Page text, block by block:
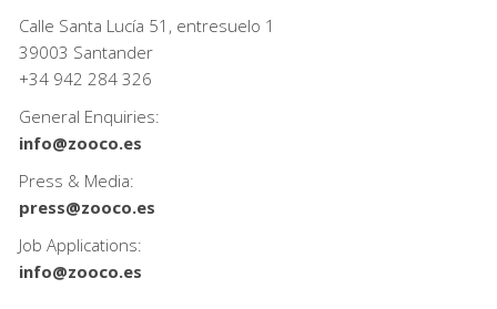
Calle Santa Lucía 51, entresuelo 1
39003 Santander
+34 942 284 326
General Enquiries:
info@zooco.es
Press & Media:
press@zooco.es
Job Applications:
info@zooco.es